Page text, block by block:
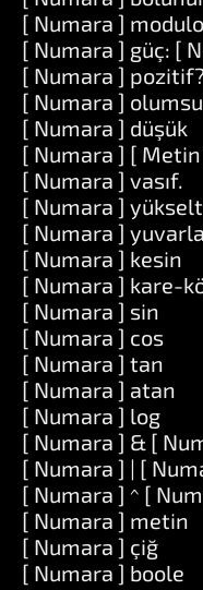
[ Numara ]
[ Numara ] güç: [
[ Numara ]
[ Numara ]
[ Numara ] düşük
[ Numara ] [ Metin
[ Numara ] vasıf.
[ Numara ]
[ Numara ]
[ Numara ] kesin
[ Numara ] kare-
[ Numara ] sin
[ Numara ] cos
[ Numara ] tan
[ Numara ] atan
[ Numara ] log
[ Numara ] & [
[ Numara ] | [
[ Numara ] ^ [
[ Numara ] metin
[ Numara ] çiğ
[ Numara ] boole